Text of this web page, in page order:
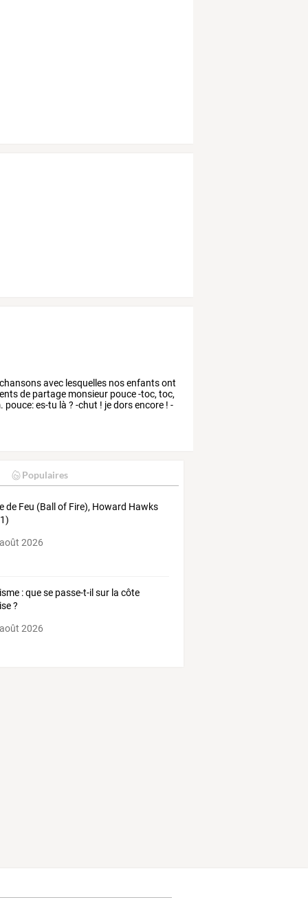
avec lesquelles nosenfantsont
de partage monsieur pouce-toc, toc,
pouce:es-tu là ? -chut ! jedorsencore ! -
Populaires
de Feu (Ball of Fire), Howard Hawks
2026
: que se passe-t-il sur la côte
?
2026